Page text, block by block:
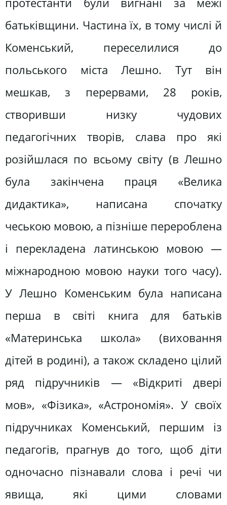
батьківщини. Частина їх, в тому числі й
Коменський, переселилися до
польського міста Лешно. Тут він
мешкав, з перервами, 28 років,
створивши низку чудових
педагогічних творів, слава про які
розійшлася по всьому світу (в Лешно
була закінчена праця «Велика
дидактика», написана спочатку
чеською мовою, а пізніше перероблена
і перекладена латинською мовою —
міжнародною мовою науки того часу).
У Лешно Коменським була написана
перша в світі книга для батьків
«Материнська школа» (виховання
дітей в родині), а також складено цілий
ряд підручників — «Відкриті двері
мов», «Фізика», «Астрономія». У своїх
підручниках Коменський, першим iз
педагогів, прагнув до того, щоб діти
одночасно пізнавали слова і речі чи
явища, які цими словами